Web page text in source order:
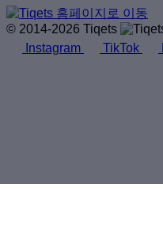
© 2014-2026 Tiqets
Instagram
TikTok